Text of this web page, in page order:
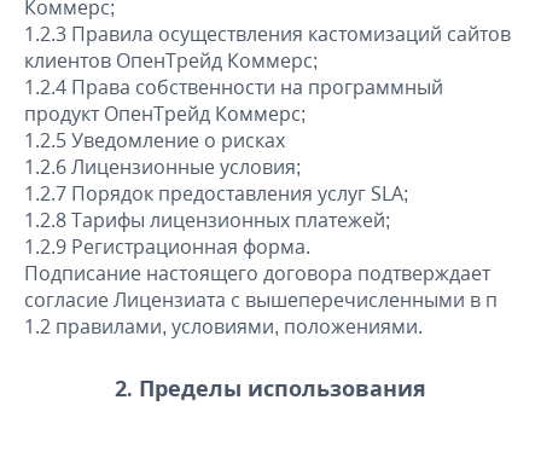
Коммерс;
1.2.3 Правила осуществления кастомизаций сайтов
клиентов ОпенТрейд Коммерс;
1.2.4 Права собственности на программный
продукт ОпенТрейд Коммерс;
1.2.5 Уведомление о рисках
1.2.6 Лицензионные условия;
1.2.7 Порядок предоставления услуг SLA;
1.2.8 Тарифы лицензионных платежей;
1.2.9 Регистрационная форма.
Подписание настоящего договора подтверждает
согласие Лицензиата с вышеперечисленными в п
1.2 правилами, условиями, положениями.
2. Пределы использования